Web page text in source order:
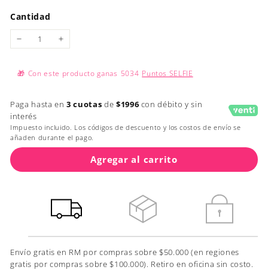
Cantidad
+
🎁 Con este producto ganas 5034 Puntos SELFIE
Paga hasta en3 cuotas de $1996 con débito y sin
interés
Impuesto incluido. Los códigos de descuento y los costos de envío se
añaden durante el pago.
Agregar al carrito
Envío gratis en RM por compras sobre $50.000 (en regiones
gratis por compras sobre $100.000). Retiro en oficina sin costo.